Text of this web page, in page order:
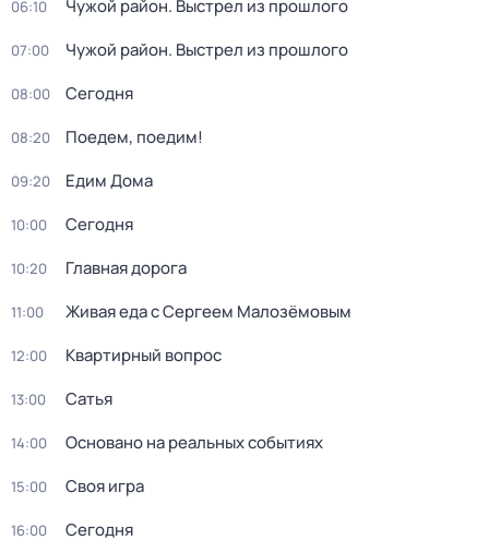
06:10 Чужой район. Выстрел из прошлого
07:00 Чужой район. Выстрел из прошлого
08:00 Сегодня
08:20 Поедем, поедим!
09:20 Едим Дома
10:00 Сегодня
10:20 Главная дорога
11:00 Живая еда с Сергеем Малозёмовым
12:00 Квартирный вопрос
13:00 Сатья
14:00 Основано на реальных событиях
15:00 Своя игра
16:00 Сегодня